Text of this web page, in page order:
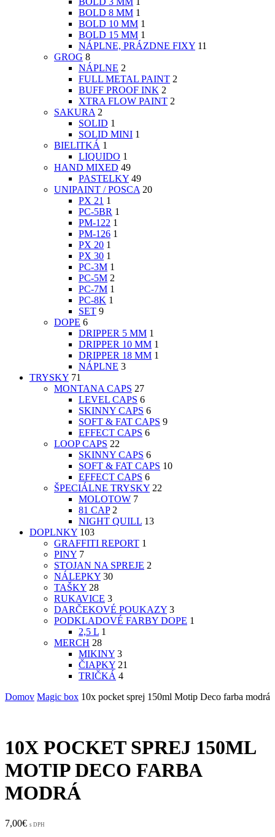
BOLD 8 MM 1
BOLD 10 MM 1
BOLD 15 MM 1
NÁPLNE, PRÁZDNE FIXY 11
GROG 8
NÁPLNE 2
FULL METAL PAINT 2
BUFF PROOF INK 2
XTRA FLOW PAINT 2
SAKURA 2
SOLID 1
SOLID MINI 1
BIELITKÁ 1
LIQUIDO 1
HAND MIXED 49
PASTELKY 49
UNIPAINT / POSCA 20
PX 21 1
PC-5BR 1
PM-122 1
PM-126 1
PX 20 1
PX 30 1
PC-3M 1
PC-5M 2
PC-7M 1
PC-8K 1
SET 9
DOPE 6
DRIPPER 5 MM 1
DRIPPER 10 MM 1
DRIPPER 18 MM 1
NÁPLNE 3
TRYSKY 71
MONTANA CAPS 27
LEVEL CAPS 6
SKINNY CAPS 6
SOFT & FAT CAPS 9
EFFECT CAPS 6
LOOP CAPS 22
SKINNY CAPS 6
SOFT & FAT CAPS 10
EFFECT CAPS 6
ŠPECIÁLNE TRYSKY 22
MOLOTOW 7
81 CAP 2
NIGHT QUILL 13
DOPLNKY 103
GRAFFITI REPORT 1
PINY 7
STOJAN NA SPREJE 2
NÁLEPKY 30
TAŠKY 28
RUKAVICE 3
DARČEKOVÉ POUKAZY 3
PODKLADOVÉ FARBY DOPE 1
2,5 L 1
MERCH 28
MIKINY 3
ČIAPKY 21
TRIČKÁ 4
Domov Magic box 10x pocket sprej 150ml Motip Deco farba modrá
10X POCKET SPREJ 150ML
MOTIP DECO FARBA
MODRÁ
7,00€ s DPH